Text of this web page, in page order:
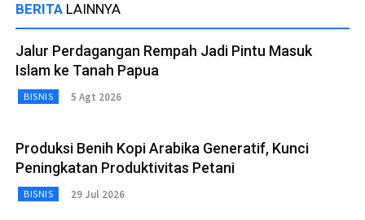
BERITA LAINNYA
Jalur Perdagangan Rempah Jadi Pintu Masuk
Islam ke Tanah Papua
BISNIS 5 Agt 2026
Produksi Benih Kopi Arabika Generatif, Kunci
Peningkatan Produktivitas Petani
BISNIS 29 Jul 2026